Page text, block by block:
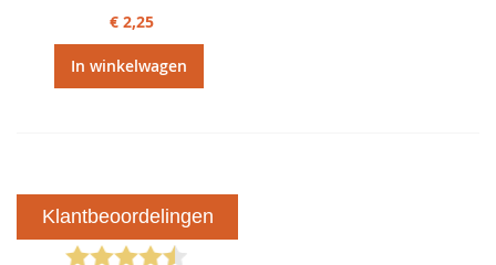
€ 2,25
In winkelwagen